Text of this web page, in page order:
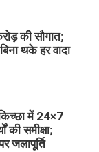
की सौगात;
थके हर वादा
में 24×7
की समीक्षा;
जलापूर्ति